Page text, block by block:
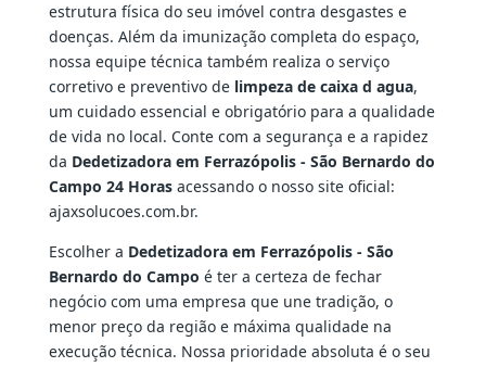
estrutura física do seu imóvel contra desgastes e
doenças. Além da imunização completa do espaço,
nossa equipe técnica também realiza o serviço
corretivo e preventivo de limpeza de caixa d agua,
um cuidado essencial e obrigatório para a qualidade
de vida no local. Conte com a segurança e a rapidez
da Dedetizadora em Ferrazópolis - São Bernardo do
Campo 24 Horasacessando o nosso site oficial:
ajaxsolucoes.com.br.
Escolher a Dedetizadora em Ferrazópolis - São
Bernardo do Campo é ter a certeza de fechar
negócio com uma empresa que une tradição, o
menor preço da região e máxima qualidade na
execução técnica. Nossa prioridade absoluta é o seu